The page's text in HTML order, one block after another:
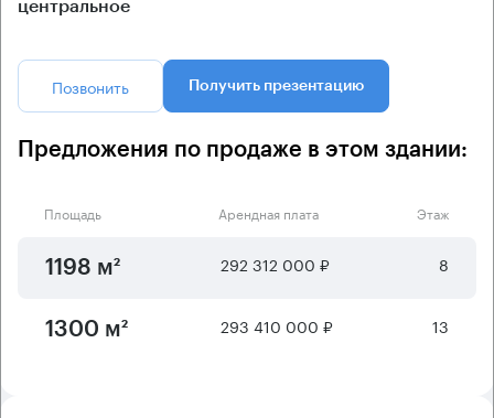
центральное
Позвонить Получить презентацию
Предложения по продаже в этом здании:
Площадь Арендная плата Этаж
1198 м² 292 312 000 ₽ 8
1300 м² 293 410 000 ₽ 13